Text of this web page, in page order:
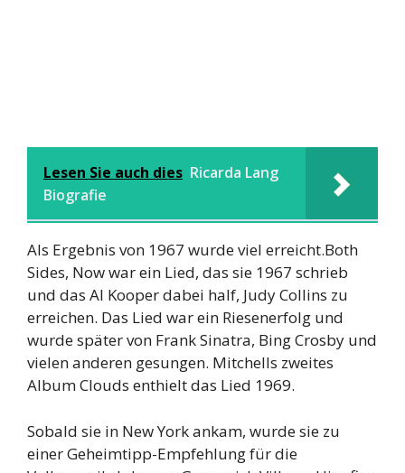
Lesen Sie auch dies Ricarda Lang
Biografie
Als Ergebnis von 1967 wurde viel erreicht.Both
Sides, Now war ein Lied, das sie 1967 schrieb
und das Al Kooper dabei half, Judy Collins zu
erreichen. Das Lied war ein Riesenerfolg und
wurde später von Frank Sinatra, Bing Crosby und
vielen anderen gesungen. Mitchells zweites
Album Clouds enthielt das Lied 1969.
Sobald sie in New York ankam, wurde sie zu
einer Geheimtipp-Empfehlung für die